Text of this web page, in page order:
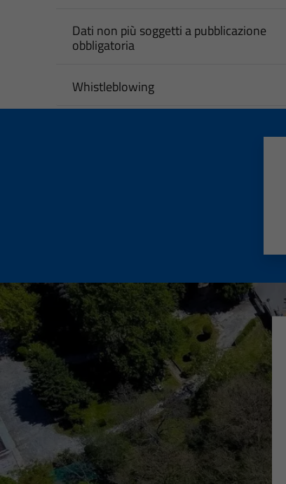
Dati non più soggetti a pubblicazione
obbligatoria
Whistleblowing